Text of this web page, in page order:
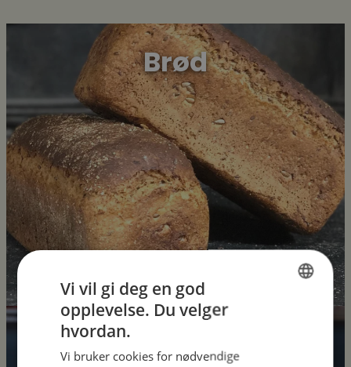
Brød
Salater
Vi vil gi deg en god
opplevelse. Du velger
hvordan.
Vi bruker cookies for nødvendige